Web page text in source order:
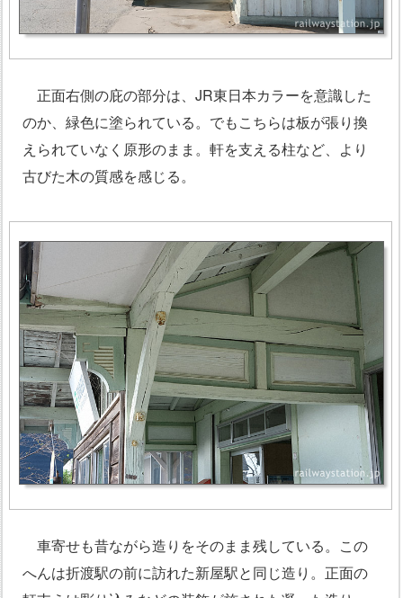
正面右側の庇の部分は、JR東日本カラーを意識した
のか、緑色に塗られている。でもこちらは板が張り換
えられていなく原形のまま。軒を支える柱など、より
古びた木の質感を感じる。
車寄せも昔ながら造りをそのまま残している。この
へんは折渡駅の前に訪れた新屋駅と同じ造り。正面の